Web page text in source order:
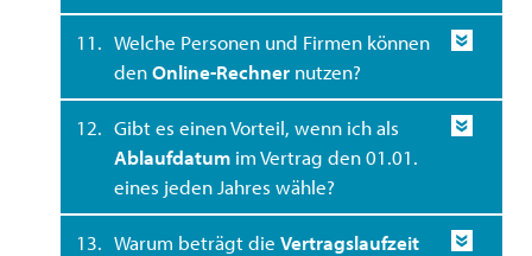
11. Welche Personen und Firmen können
denOnline-Rechner nutzen?
12. Gibt es einen Vorteil, wenn ich als
Ablaufdatum im Vertrag den 01.01.
eines jeden Jahres wähle?
13. Warum beträgt dieVertragslaufzeit